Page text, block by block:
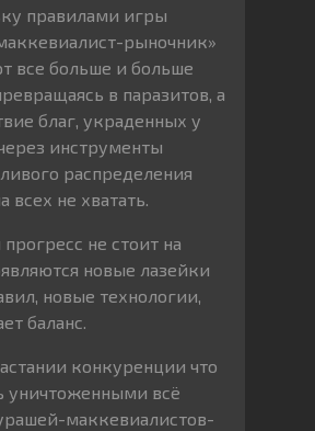
правилами игры
рыночник»
все больше и больше
в паразитов, а
благ, украденных у
инструменты
распределения
всех не хватать.
не стоит на
новые лазейки
новые технологии,
баланс.
конкуренции что
уничтоженными всё
маккевиалистов-